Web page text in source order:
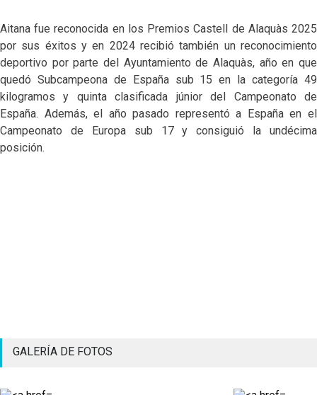
Aitana fue reconocida en los Premios Castell de Alaquàs 2025
por sus éxitos y en 2024 recibió también un reconocimiento
deportivo por parte del Ayuntamiento de Alaquàs, año en que
quedó Subcampeona de España sub 15 en la categoría 49
kilogramos y quinta clasificada júnior del Campeonato de
España. Además, el año pasado representó a España en el
Campeonato de Europa sub 17 y consiguió la undécima
posición.
GALERÍA DE FOTOS